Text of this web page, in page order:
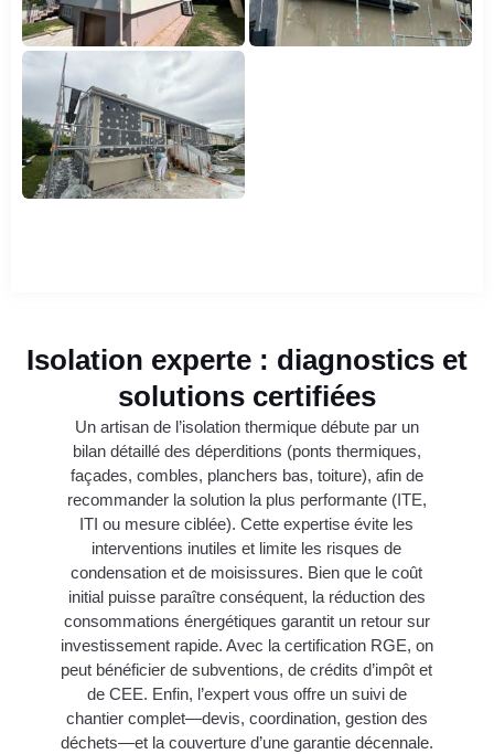
Isolation experte : diagnostics et
solutions certifiées
Un artisan de l’isolation thermique débute par un
bilan détaillé des déperditions (ponts thermiques,
façades, combles, planchers bas, toiture), afin de
recommander la solution la plus performante (ITE,
ITI ou mesure ciblée). Cette expertise évite les
interventions inutiles et limite les risques de
condensation et de moisissures. Bien que le coût
initial puisse paraître conséquent, la réduction des
consommations énergétiques garantit un retour sur
investissement rapide. Avec la certification RGE, on
peut bénéficier de subventions, de crédits d’impôt et
de CEE. Enfin, l’expert vous offre un suivi de
chantier complet—devis, coordination, gestion des
déchets—et la couverture d’une garantie décennale.